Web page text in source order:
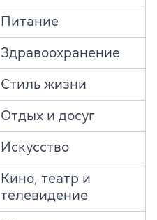
Питание
Здравоохранение
Стиль жизни
Отдых и досуг
Искусство
Кино, театр и
телевидение